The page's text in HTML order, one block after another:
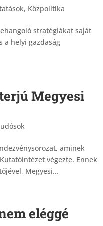
, Közpolitika
stratégiákat saját
a helyi gazdaság
Megyesi
aminek
végezte. Ennek
Megyesi...
eléggé